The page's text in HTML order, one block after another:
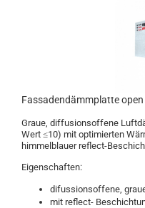
Fassadendämmplatte
Graue, diffusionsoffene
Wert ≤10) mit optimierten
himmelblauer reflect-
Eigenschaften:
difussionsoffene,
mit reflect-